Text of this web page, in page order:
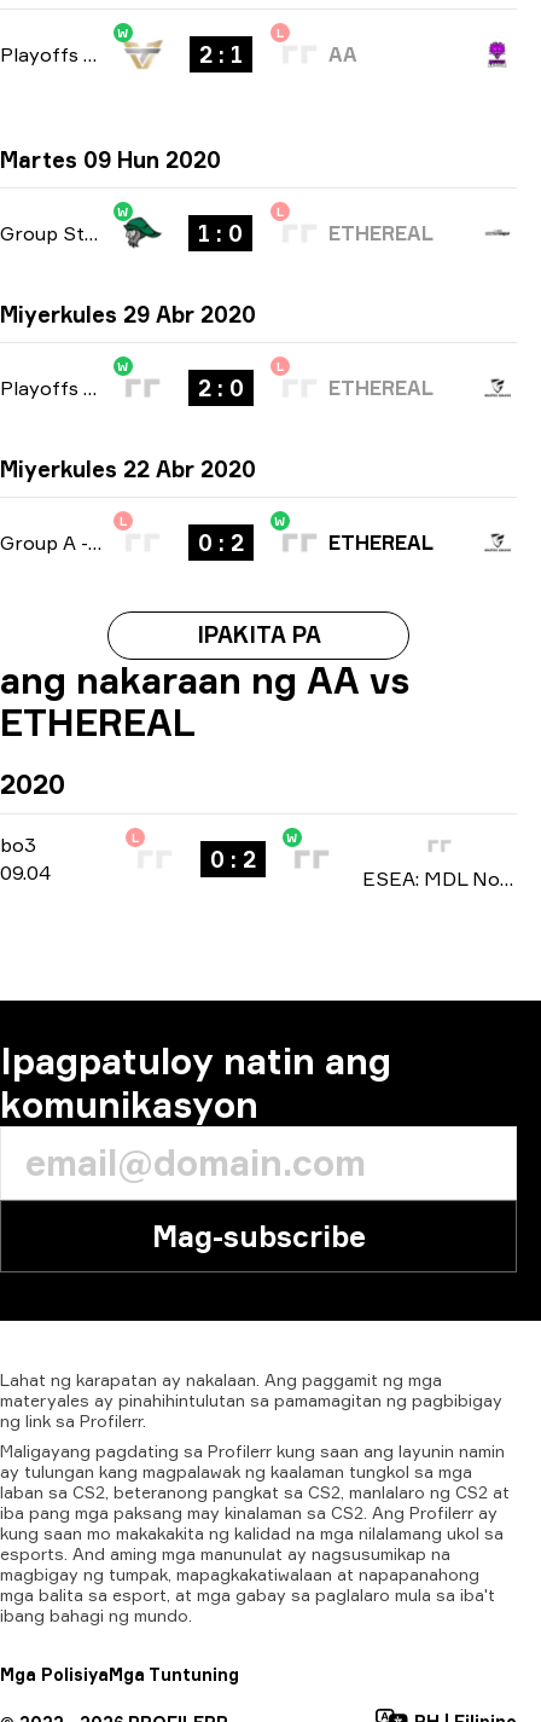
Playoffs bo3
W
2 : 1
L
AA
Martes 09 Hun 2020
Group Stage -bo1
W
1 : 0
L
ETHEREAL
Miyerkules 29 Abr 2020
Playoffs bo3
W
2 : 0
L
ETHEREAL
Miyerkules 22 Abr 2020
Group A - bo3
L
0 : 2
W
ETHEREAL
IPAKITA PA
ang nakaraan ng AA vs
ETHEREAL
2020
bo3 Relegation-
09.04
L
0 : 2
W
ESEA: MDL North America season 33 2020
Ipagpatuloy natin ang
komunikasyon
Mag-subscribe
Lahat ng karapatan ay nakalaan. Ang paggamit ng mga
materyales ay pinahihintulutan sa pamamagitan ng pagbibigay
ng link sa Profilerr.
Maligayang pagdating sa Profilerr kung saan ang layunin namin
ay tulungan kang magpalawak ng kaalaman tungkol sa mga
laban sa CS2, beteranong pangkat sa CS2, manlalaro ng CS2 at
iba pang mga paksang may kinalaman sa CS2. Ang Profilerr ay
kung saan mo makakakita ng kalidad na mga nilalamang ukol sa
esports. And aming mga manunulat ay nagsusumikap na
magbigay ng tumpak, mapagkakatiwalaan at napapanahong
mga balita sa esport, at mga gabay sa paglalaro mula sa iba't
ibang bahagi ng mundo.
Mga PolisiyaMga Tuntuning